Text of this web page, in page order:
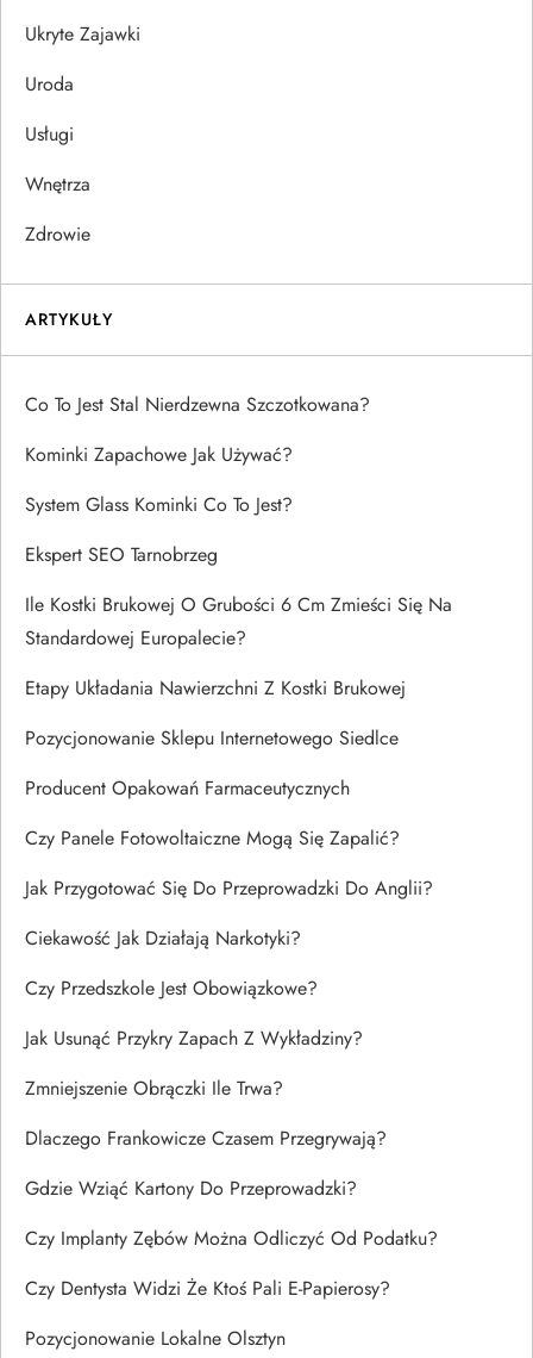
Ukryte Zajawki
Uroda
Usługi
Wnętrza
Zdrowie
ARTYKUŁY
Co To Jest Stal Nierdzewna Szczotkowana?
Kominki Zapachowe Jak Używać?
System Glass Kominki Co To Jest?
Ekspert SEO Tarnobrzeg
Ile Kostki Brukowej O Grubości 6 Cm Zmieści Się Na
Standardowej Europalecie?
Etapy Układania Nawierzchni Z Kostki Brukowej
Pozycjonowanie Sklepu Internetowego Siedlce
Producent Opakowań Farmaceutycznych
Czy Panele Fotowoltaiczne Mogą Się Zapalić?
Jak Przygotować Się Do Przeprowadzki Do Anglii?
Ciekawość Jak Działają Narkotyki?
Czy Przedszkole Jest Obowiązkowe?
Jak Usunąć Przykry Zapach Z Wykładziny?
Zmniejszenie Obrączki Ile Trwa?
Dlaczego Frankowicze Czasem Przegrywają?
Gdzie Wziąć Kartony Do Przeprowadzki?
Czy Implanty Zębów Można Odliczyć Od Podatku?
Czy Dentysta Widzi Że Ktoś Pali E-Papierosy?
Pozycjonowanie Lokalne Olsztyn